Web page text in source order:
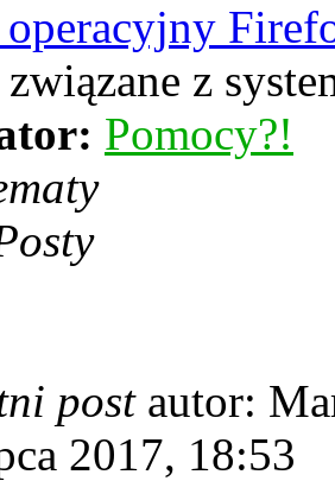
operacyjny
z
Pomocy?!
postautor:
2017, 18:53